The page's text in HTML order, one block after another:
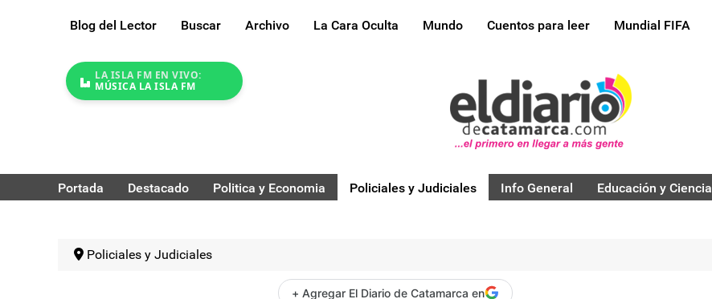
Blog del Lector Buscar Archivo La Cara Oculta Mundo Cuentos para leer Mundial FIFA
LA ISLA FM EN VIVO:
MÚSICA LA ISLA FM
Portada Destacado Politica y Economia Policiales y Judiciales Info General Educación y Ciencia
Policiales y Judiciales
+ Agregar El Diario de Catamarca en